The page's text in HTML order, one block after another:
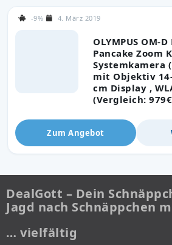
OLYMPUS OM-
Pancake Zoom
Systemkamera
mit Objektiv
cm Display ,
(Vergleich:
-9% 4. März 2019
Zum Angebot
DealGott – Dein
Jagd nach Schnäppchen
… vielfältig